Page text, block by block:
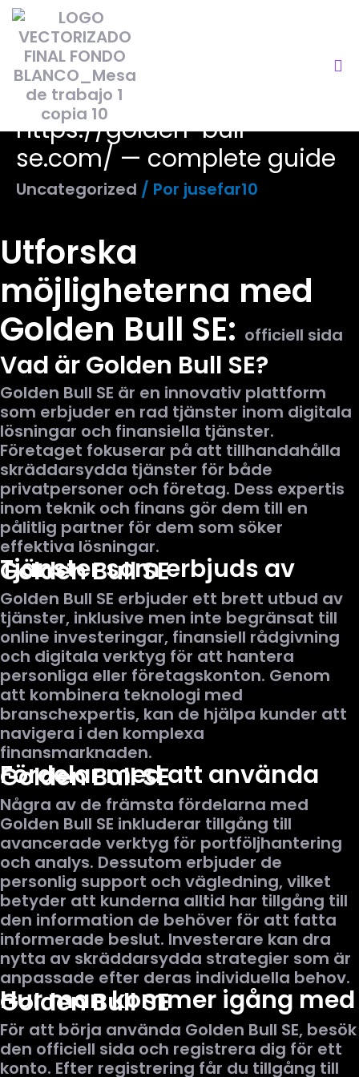
Https://golden-bull-
se.com/ — complete guide
Uncategorized / Por jusefar10
Utforska
möjligheterna med
Golden Bull SE: officiell sida
Vad är Golden Bull SE?
Golden Bull SE är en innovativ plattform
som erbjuder en rad tjänster inom digitala
lösningar och finansiella tjänster.
Företaget fokuserar på att tillhandahålla
skräddarsydda tjänster för både
privatpersoner och företag. Dess expertis
inom teknik och finans gör dem till en
pålitlig partner för dem som söker
effektiva lösningar.
Tjänster som erbjuds av
Golden Bull SE
Golden Bull SE erbjuder ett brett utbud av
tjänster, inklusive men inte begränsat till
online investeringar, finansiell rådgivning
och digitala verktyg för att hantera
personliga eller företagskonton. Genom
att kombinera teknologi med
branschexpertis, kan de hjälpa kunder att
navigera i den komplexa
finansmarknaden.
Fördelar med att använda
Golden Bull SE
Några av de främsta fördelarna med
Golden Bull SE inkluderar tillgång till
avancerade verktyg för portföljhantering
och analys. Dessutom erbjuder de
personlig support och vägledning, vilket
betyder att kunderna alltid har tillgång till
den information de behöver för att fatta
informerade beslut. Investerare kan dra
nytta av skräddarsydda strategier som är
anpassade efter deras individuella behov.
Hur man kommer igång med
Golden Bull SE
För att börja använda Golden Bull SE, besök
den officiell sida och registrera dig för ett
konto. Efter registrering får du tillgång till